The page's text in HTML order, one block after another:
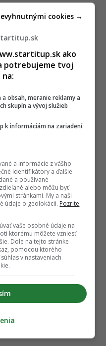
ako
potrebujeme tvoj
na:
obsah, meranie reklamy a
skupín a vývoj služieb
k informáciám na zariadení
a informácie z vášho
identifikátory a ďalšie
a používané
alebo môžu byť
stránkami. My a naši
údaje o geolokácii. Pozrite
vaše osobné údaje na
ktorému môžete vzniesť
Dole na tejto stránke
pomocou ktorého
v nastaveniach
cookies →